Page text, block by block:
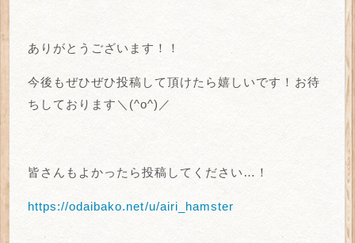
ありがとうございます！！
今後もぜひぜひ投稿して頂けたら嬉しいです！お待
ちしております＼(^o^)／
皆さんもよかったら投稿してください…！
https://odaibako.net/u/airi_hamster